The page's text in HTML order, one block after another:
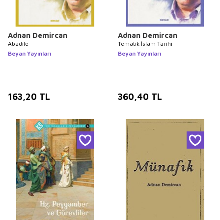
Adnan Demircan
Abadile
Beyan Yayınları
163,20 TL
Adnan Demircan
Tematik İslam Tarihi
Beyan Yayınları
360,40 TL